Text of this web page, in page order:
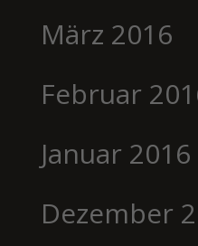
März 2016
Februar
Januar 2016
Dezember